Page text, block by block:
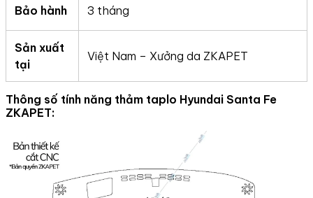
Bảo hành 3 tháng
Sản xuất
tại
Việt Nam – Xưởng da ZKAPET
Thông số tính năng thảm taplo Hyundai Santa Fe
ZKAPET: